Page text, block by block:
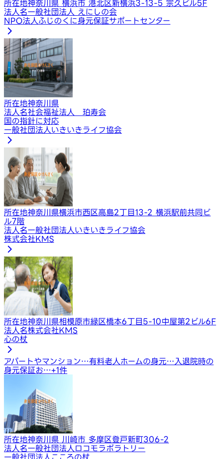
所在地神奈川県 横浜市 港北区新横浜3-13-5 宗久ビル5F
法人名一般社団法人 えにしの会
NPO法人ふじのくに身元保証サポートセンター
所在地神奈川県
法人名社会福祉法人 珀寿会
国の指針に対応
一般社団法人いきいきライフ協会
所在地神奈川県横浜市西区高島2丁目13-2 横浜駅前共同ビ
ル7階
法人名一般社団法人いきいきライフ協会
株式会社KMS
所在地神奈川県相模原市緑区橋本6丁目5-10中屋第2ビル6F
法人名株式会社KMS
心の杖
アパートやマンション…有料老人ホームの身元… 入退院時の
身元保証お…+1件
所在地神奈川県 川崎市 多摩区登戸新町306-2
法人名一般社団法人ロコモラボラトリー
一般社団法人こころの杖